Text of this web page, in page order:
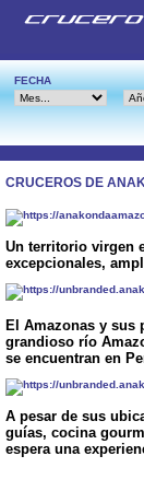
FECHA
CRUCEROS DE
Un territorio virgen
excepcionales,
El Amazonas y sus
grandioso río
se encuentran en
A pesar de sus
guías, cocina
espera una